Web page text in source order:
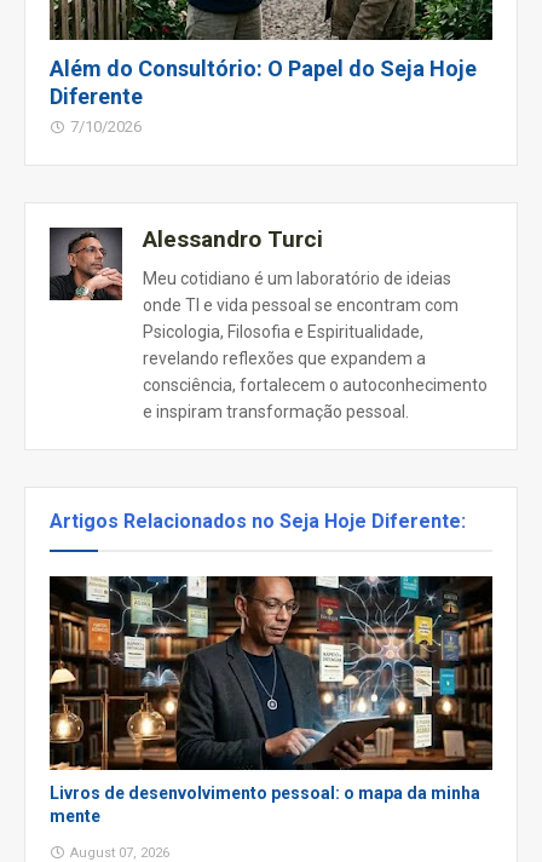
Além do Consultório: O Papel do Seja Hoje
Diferente
7/10/2026
Alessandro Turci
Meu cotidiano é um laboratório de ideias
onde TI e vida pessoal se encontram com
Psicologia, Filosofia e Espiritualidade,
revelando reflexões que expandem a
consciência, fortalecem o autoconhecimento
e inspiram transformação pessoal.
Artigos Relacionados no Seja Hoje Diferente:
Livros de desenvolvimento pessoal: o mapa da minha
mente
August 07, 2026